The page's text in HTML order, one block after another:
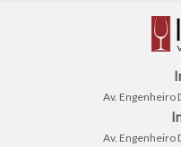
Av. Engenheiro
Av. Engenheiro